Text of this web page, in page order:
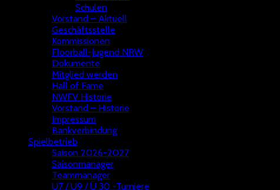
Schulen
Vorstand – Aktuell
Geschäftsstelle
Kommissionen
Floorball-Jugend NRW
Dokumente
Mitglied werden
Hall of Fame
NWFV Historie
Vorstand – Historie
Impressum
Bankverbindung
Spielbetrieb
Saison 2026-2027
Saisonmanager
Teammanager
U7 / U9 / Ü 30 -Turniere